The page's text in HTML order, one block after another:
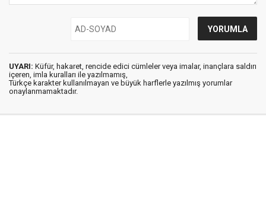
UYARI: Küfür, hakaret, rencide edici cümleler veya imalar, inançlara saldırı
içeren, imla kuralları ile yazılmamış,
Türkçe karakter kullanılmayan ve büyük harflerle yazılmış yorumlar
onaylanmamaktadır.